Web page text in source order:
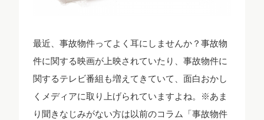
最近、事故物件ってよく耳にしませんか？事故物
件に関する映画が上映されていたり、事故物件に
関するテレビ番組も増えてきていて、面白おかし
くメディアに取り上げられていますよね。※あま
り聞きなじみがない方は以前のコラム「事故物件